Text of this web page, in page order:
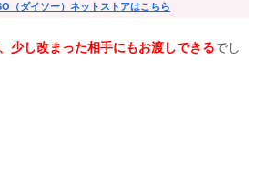
（ダイソー）ネットストアはこちら
少し改まった相手にもお渡しできるでし